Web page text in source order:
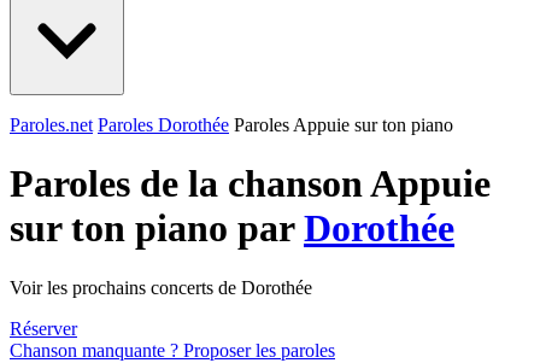
Paroles.net Paroles Dorothée Paroles Appuie sur ton piano
Paroles de la chanson Appuie
sur ton piano parDorothée
Voir les prochains concerts de Dorothée
Réserver
Chanson manquante ? Proposer les paroles